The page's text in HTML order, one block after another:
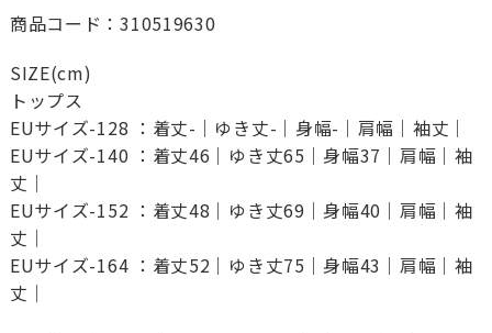
商品コード：310519630
SIZE(cm)
トップス
EUサイズ-128 ：着丈-｜ゆき丈-｜身幅-｜肩幅｜袖丈｜
EUサイズ-140 ：着丈46｜ゆき丈65｜身幅37｜肩幅｜袖
丈｜
EUサイズ-152 ：着丈48｜ゆき丈69｜身幅40｜肩幅｜袖
丈｜
EUサイズ-164 ：着丈52｜ゆき丈75｜身幅43｜肩幅｜袖
丈｜